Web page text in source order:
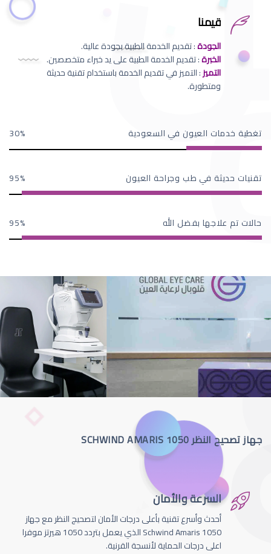
قيمنا
الجودة: تقديم الخدمة الطبية بجودة عالية.
الخبرة: تقديم الخدمة الطبية على يد خبراء متخصصين.
التميز: التميز في تقديم الخدمة باستخدام تقنية حديثة
ومتطورة.
تغطية خدمات العيون في السعودية 30
تقنيات حديثة في طب وجراحة العيون 95
حالات تم علاجها بفضل الله 95
جهاز تصحيح النظر SCHWIND AMARIS 1050
السرعة والأمان
أحدث وأسرع تقنية بأعلى درجات الأمان لتصحيج النظر مع جهاز
Schwind Amaris 1050 الذي يعمل بتردد 1050 هيرتز موفرا
اعلى درجات الحماية لأنسجة القرنية.